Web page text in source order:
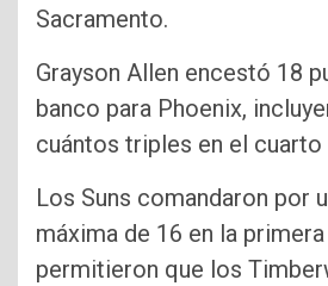
Sacramento.
Grayson Allen encestó 18
banco para Phoenix,
cuántos triples en el
Los Suns comandaron por
máxima de 16 en la
permitieron que los